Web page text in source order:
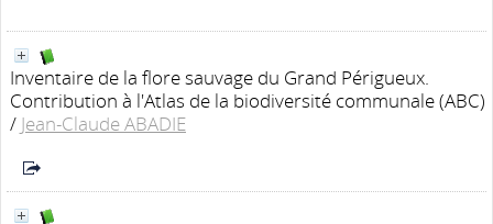
Inventaire de la flore sauvage du Grand Périgueux.
Contribution à l'Atlas de la biodiversité communale (ABC)
/ Jean-Claude ABADIE